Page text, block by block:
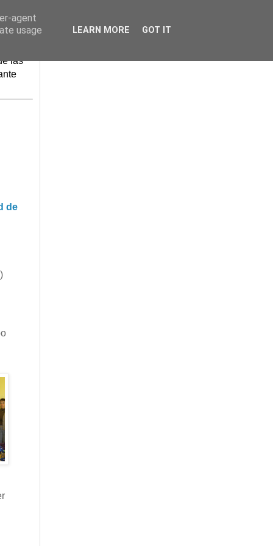
las
de
agent
usage
LEARN MORE GOT IT